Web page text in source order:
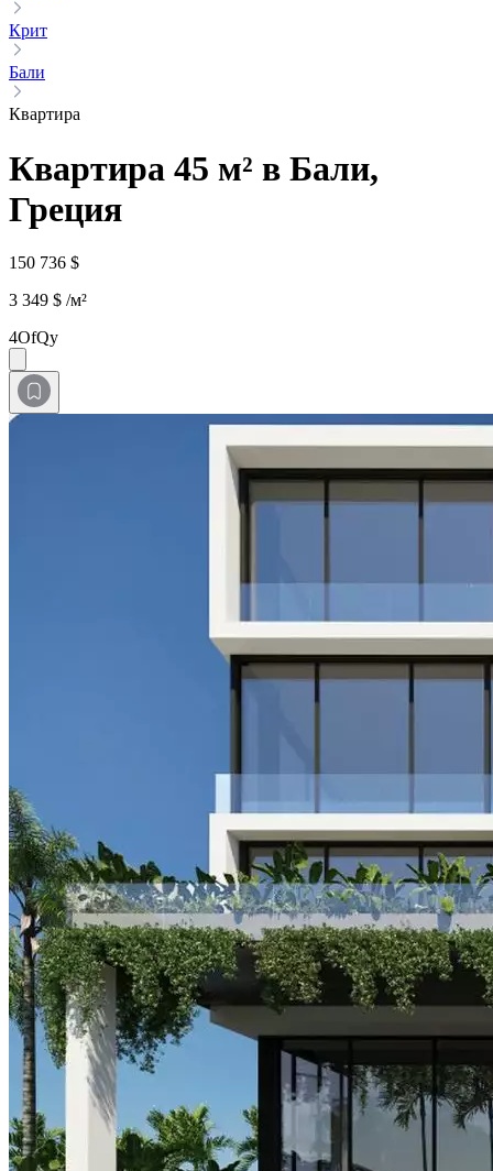
Крит
Бали
Квартира
Квартира 45 м² в Бали,
Греция
150 736 $
3 349 $ /м²
4OfQy